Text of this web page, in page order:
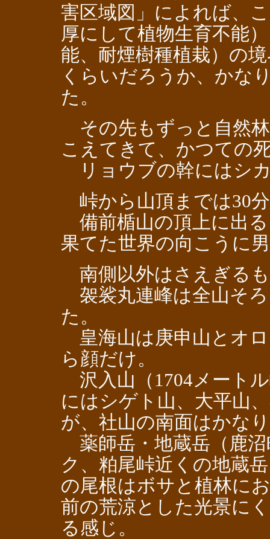
害区域図」によれば、
厚にして植物生育不能
能、耐煙樹種植栽）の
くらいだろうか、かな
た。
その先もずっと自然
こえてきて、かつての
リョウブの幹にはシ
峠から山頂までは30
備前楯山の頂上に出
果てた世界の向こうに
南側以外はさえぎる
袈裟丸連峰は全山そ
た。
皇海山は庚申山とオ
ら顔だけ。
沢入山（1704メート
にはシゲト山、大平山
が、社山の南面はかな
薬師岳・地蔵岳（鹿
ク、粕尾峠近くの地蔵
の尾根はボサと植林に
前の荒涼とした光景に
る感じ。